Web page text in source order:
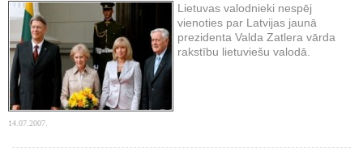
Lietuvas valodnieki nespēj
vienoties par Latvijas jaunā
prezidenta Valda Zatlera vārda
rakstību lietuviešu valodā.
14.07.2007.